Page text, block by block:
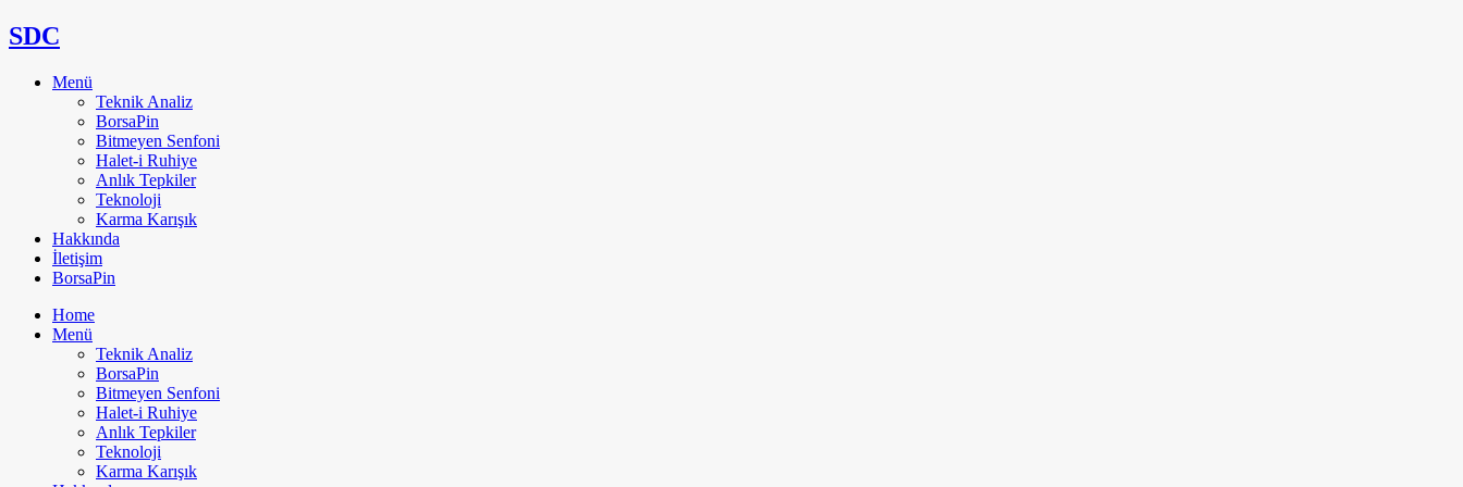
SDC
Menü
Teknik Analiz
BorsaPin
Bitmeyen Senfoni
Halet-i Ruhiye
Anlık Tepkiler
Teknoloji
Karma Karışık
Hakkında
İletişim
BorsaPin
Home
Menü
Teknik Analiz
BorsaPin
Bitmeyen Senfoni
Halet-i Ruhiye
Anlık Tepkiler
Teknoloji
Karma Karışık